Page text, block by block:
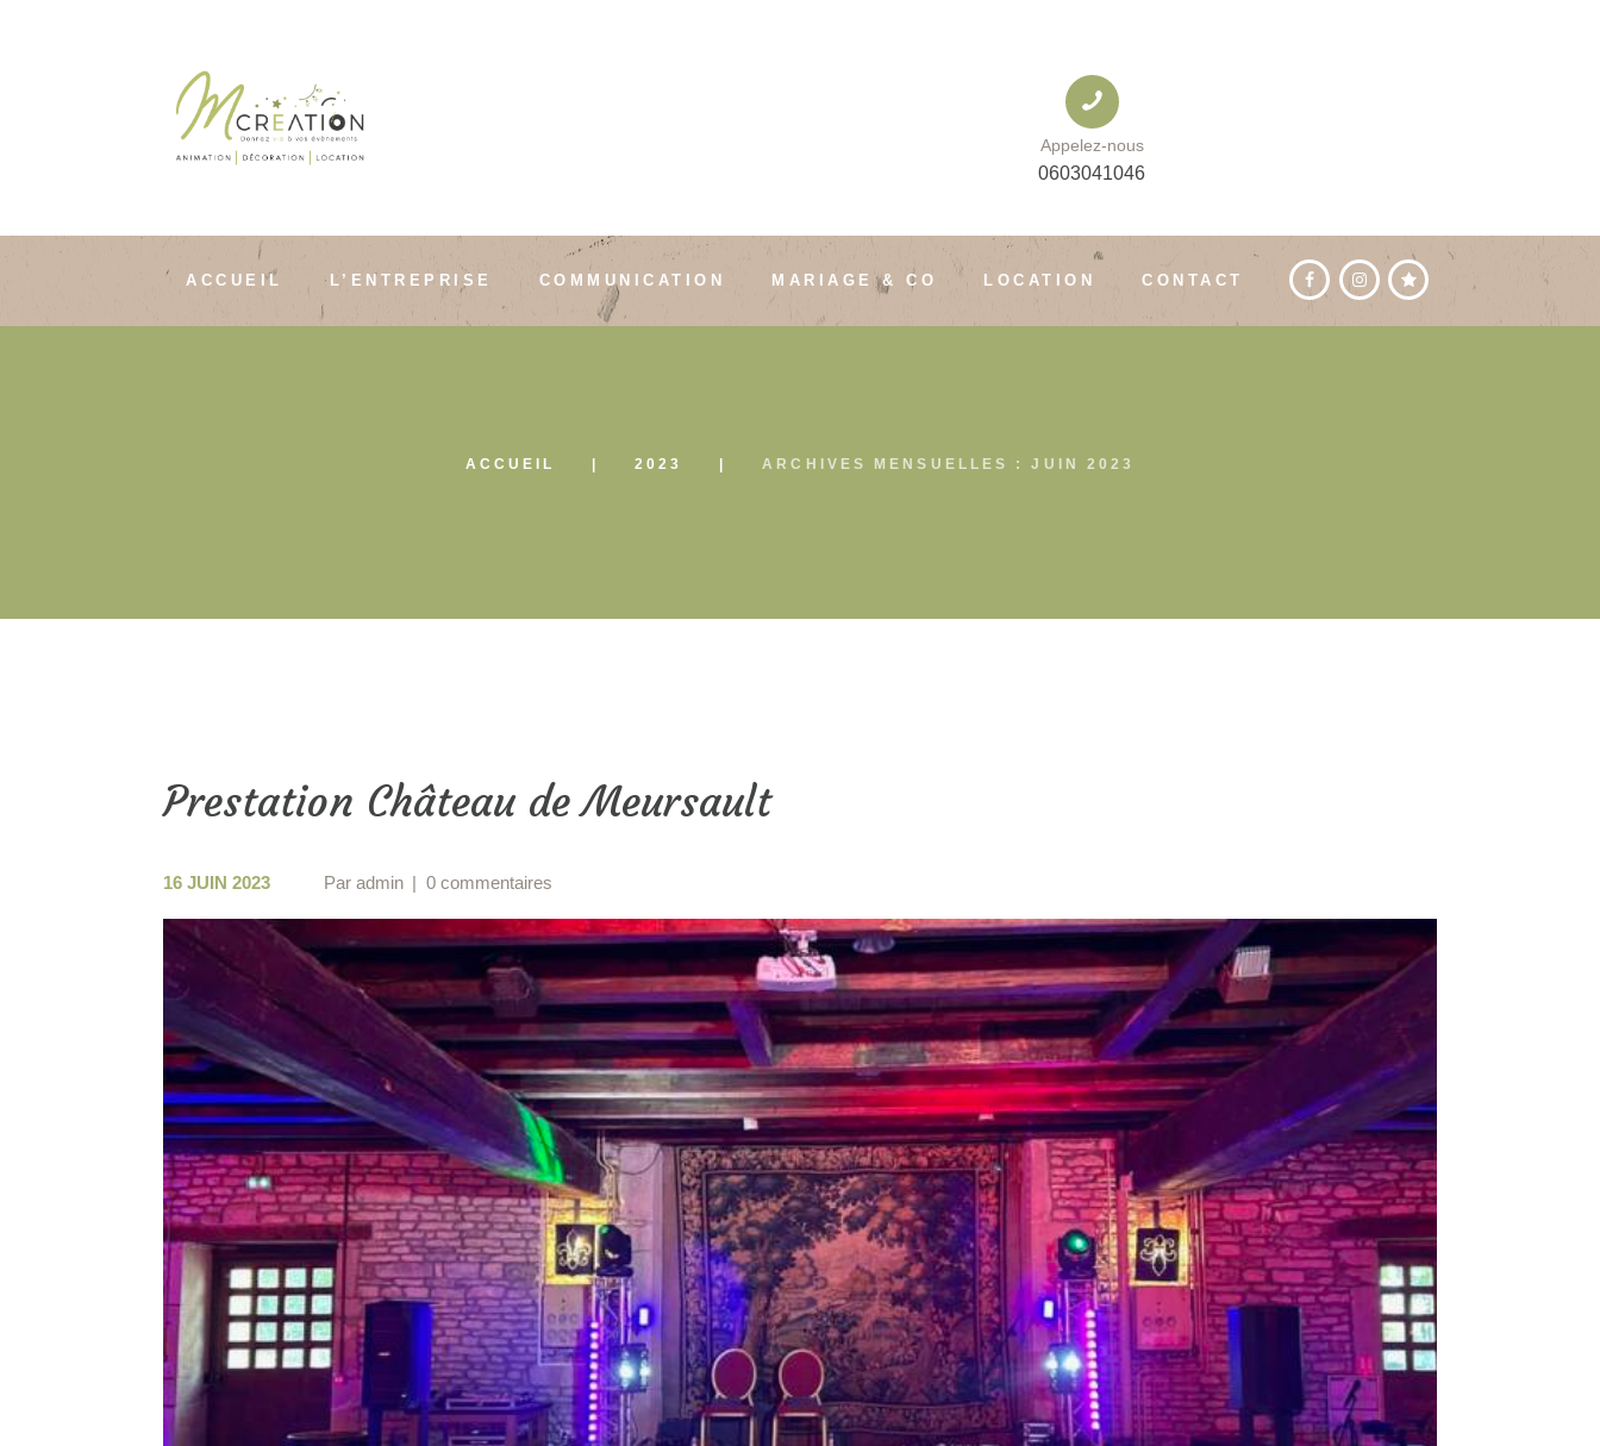
Appelez-nous
0603041046
ACCUEIL L’ENTREPRISE COMMUNICATION MARIAGE & CO LOCATION CONTACT
ACCUEIL 2023 ARCHIVES MENSUELLES : JUIN 2023
Prestation Château de Meursault
16 JUIN 2023 Par admin 0 commentaires